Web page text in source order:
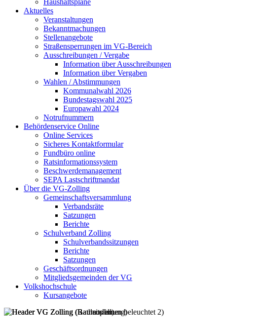
Haushaltspläne
Aktuelles
Veranstaltungen
Bekanntmachungen
Stellenangebote
Straßensperrungen im VG-Bereich
Ausschreibungen / Vergabe
Information über Ausschreibungen
Information über Vergaben
Wahlen / Abstimmungen
Kommunalwahl 2026
Bundestagswahl 2025
Europawahl 2024
Notrufnummern
Behördenservice Online
Online Services
Sicheres Kontaktformular
Fundbüro online
Ratsinformationssystem
Beschwerdemanagement
SEPA Lastschriftmandat
Über die VG-Zolling
Gemeinschaftsversammlung
Verbandsräte
Satzungen
Berichte
Schulverband Zolling
Schulverbandssitzungen
Berichte
Satzungen
Geschäftsordnungen
Mitgliedsgemeinden der VG
Volkshochschule
Kursangebote